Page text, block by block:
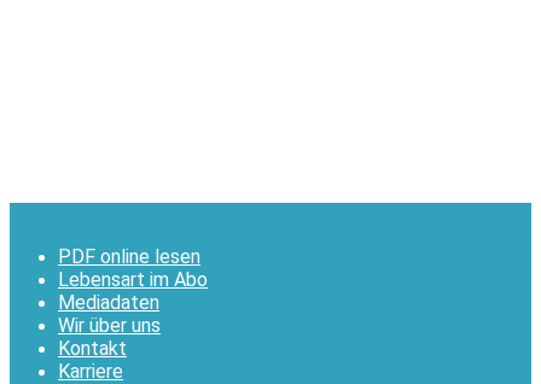
PDF online lesen
Lebensart im Abo
Mediadaten
Wir über uns
Kontakt
Karriere